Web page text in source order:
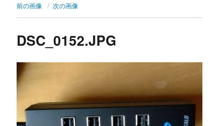
前の画像 次の画像
DSC_0152.JPG